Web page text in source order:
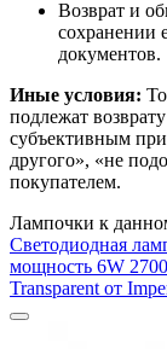
Возврат и
сохранении
документов.
Иные условия:
подлежат
субъективным
другого», «не
покупателем.
Лампочки к
Светодиодная
мощность 6W
Transparent от